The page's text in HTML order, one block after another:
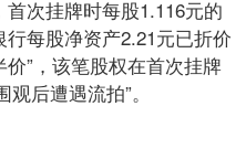
次挂牌时每股1.116元的
每股净资产2.21元已折价
”，该笔股权在首次挂牌
后遭遇流拍”。